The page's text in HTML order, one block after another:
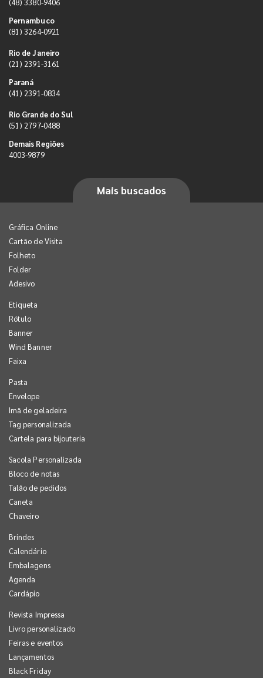
(48) 3380-9406
Pernambuco
(81) 3264-0921
Rio de Janeiro
(21) 2391-3161
Paraná
(41) 2391-0834
Rio Grande do Sul
(51) 2797-0488
Demais Regiões
4003-9879
Mais buscados
Gráfica Online
Cartão de Visita
Folheto
Folder
Adesivo
Etiqueta
Rótulo
Banner
Wind Banner
Faixa
Pasta
Envelope
Imã de geladeira
Tag personalizada
Cartela para bijouteria
Sacola Personalizada
Bloco de notas
Talão de pedidos
Caneta
Chaveiro
Brindes
Calendário
Embalagens
Agenda
Cardápio
Revista Impressa
Livro personalizado
Feiras e eventos
Lançamentos
Black Friday